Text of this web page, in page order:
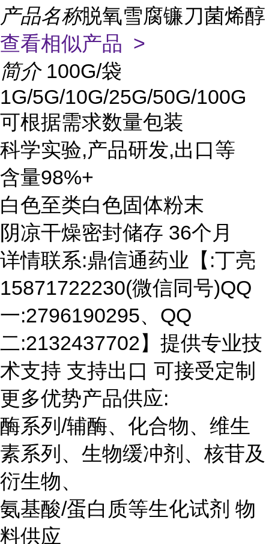
产品名称脱氧雪腐镰刀菌烯醇
查看相似产品 >
简介 100G/袋
1G/5G/10G/25G/50G/100G
可根据需求数量包装
科学实验,产品研发,出口等
含量98%+
白色至类白色固体粉末
阴凉干燥密封储存 36个月
详情联系:鼎信通药业【:丁亮
15871722230(微信同号)QQ
一:2796190295、QQ
二:2132437702】提供专业技
术支持 支持出口 可接受定制
更多优势产品供应:
酶系列/辅酶、化合物、维生
素系列、生物缓冲剂、核苷及
衍生物、
氨基酸/蛋白质等生化试剂 物
料供应